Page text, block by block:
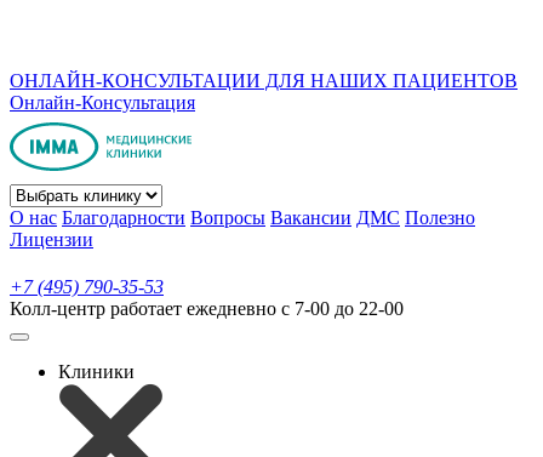
ОНЛАЙН-КОНСУЛЬТАЦИИ ДЛЯ НАШИХ ПАЦИЕНТОВ
Онлайн-Консультация
О нас Благодарности Вопросы Вакансии ДМС Полезно
Лицензии
+7 (495) 790-35-53
Колл-центр работает ежедневно с 7-00 до 22-00
Клиники